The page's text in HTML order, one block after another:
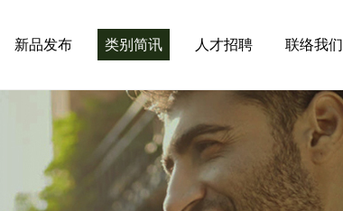
新品发布 类别简讯 人才招聘 联络我们